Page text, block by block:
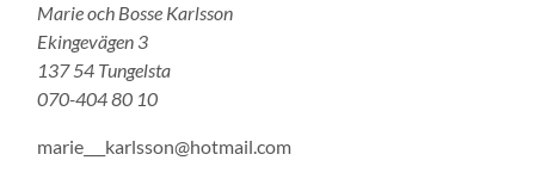
Marie och Bosse Karlsson
Ekingevägen 3
137 54 Tungelsta
070-404 80 10
marie___karlsson@hotmail.com